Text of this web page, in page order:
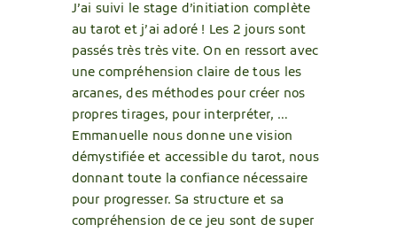
J’ai suivi le stage d’initiation complète
au tarot et j’ai adoré ! Les 2 jours sont
passés très très vite. On en ressort avec
une compréhension claire de tous les
arcanes, des méthodes pour créer nos
propres tirages, pour interpréter, …
Emmanuelle nous donne une vision
démystifiée et accessible du tarot, nous
donnant toute la confiance nécessaire
pour progresser. Sa structure et sa
compréhension de ce jeu sont de super